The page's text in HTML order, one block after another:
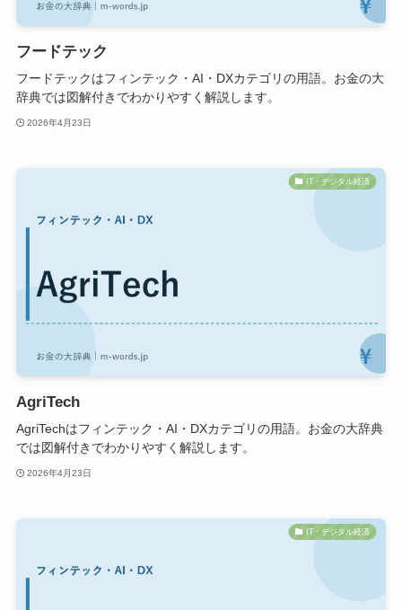
フードテック
フードテックはフィンテック・AI・DXカテゴリの用語。お金の大
辞典では図解付きでわかりやすく解説します。
2026年4月23日
IT・デジタル経済
AgriTech
AgriTechはフィンテック・AI・DXカテゴリの用語。お金の大辞典
では図解付きでわかりやすく解説します。
2026年4月23日
IT・デジタル経済